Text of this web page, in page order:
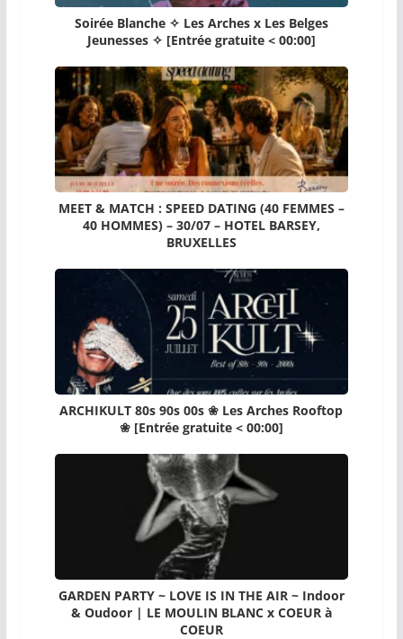
Soirée Blanche ✧ Les Arches x Les Belges
Jeunesses ✧ [Entrée gratuite < 00:00]
MEET & MATCH : SPEED DATING (40 FEMMES –
40 HOMMES) – 30/07 – HOTEL BARSEY,
BRUXELLES
ARCHIKULT 80s 90s 00s ❀ Les Arches Rooftop
❀ [Entrée gratuite < 00:00]
GARDEN PARTY ~ LOVE IS IN THE AIR ~ Indoor
& Oudoor | LE MOULIN BLANC x COEUR à
COEUR